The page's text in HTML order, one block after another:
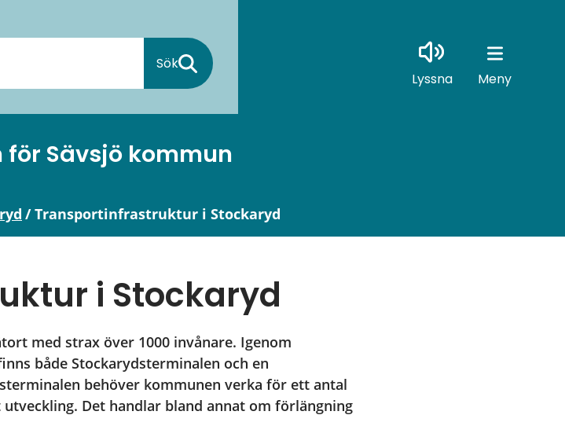
Sök
Lyssna
Meny
Sävsjö kommun
/Transportinfrastruktur i Stockaryd
i Stockaryd
med strax över 1000 invånare. Igenom
både Stockarydsterminalen och en
behöver kommunen verka för ett antal
Det handlar bland annat om förlängning